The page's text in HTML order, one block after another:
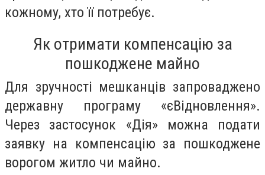
кожному, хто її потребує.
Як отримати компенсацію за
пошкоджене майно
Для зручності мешканців запроваджено
державну програму «єВідновлення».
Через застосунок «Дія» можна подати
заявку на компенсацію за пошкоджене
ворогом житло чи майно.